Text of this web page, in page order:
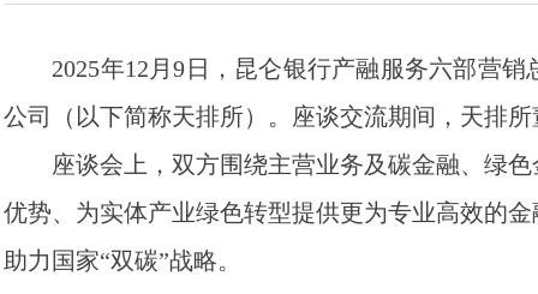
2025年12月9日，昆仑银行产融服务六部营销
公司（以下简称天排所）。座谈交流期间，天排
座谈会上，双方围绕主营业务及碳金融、绿色
优势、为实体产业绿色转型提供更为专业高效的
助力国家“双碳”战略。